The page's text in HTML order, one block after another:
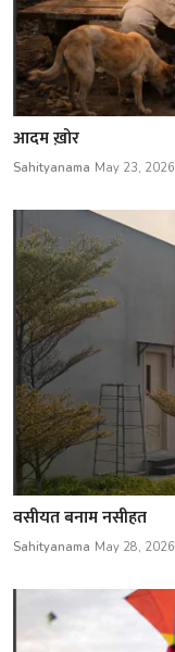
आदम ख़ोर
Sahityanama May 23, 2026
वसीयत बनाम नसीहत
Sahityanama May 28, 2026